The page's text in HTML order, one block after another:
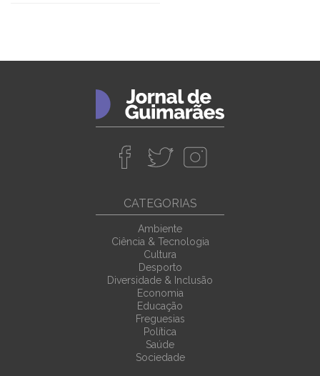
CATEGORIAS
Ambiente
Ciência & Tecnologia
Cultura
Desporto
Diversidade & Inclusão
Economia
Educação
Freguesias
Política
Saúde
Sociedade